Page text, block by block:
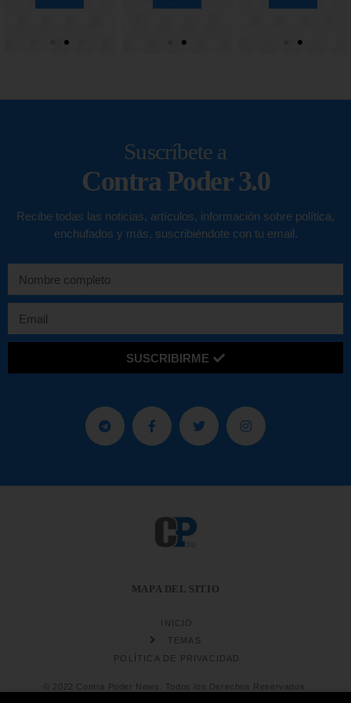
Suscríbete a
Contra Poder 3.0
Recibe todas las noticias, artículos, información sobre política,
enchufados y más, suscribiéndote con tu email.
SUSCRIBIRME
MAPA DEL SITIO
INICIO
TEMAS
POLÍTICA DE PRIVACIDAD
© 2022 Contra Poder News. Todos los Derechos Reservados.